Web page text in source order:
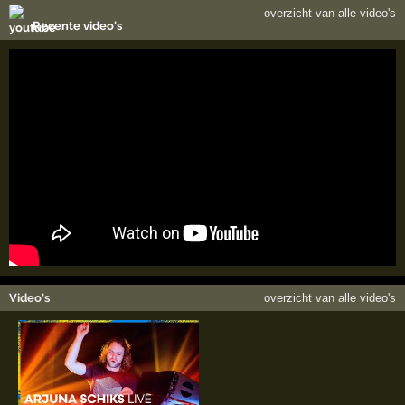
Recente video's
overzicht van alle video's
Video's overzicht van alle video's